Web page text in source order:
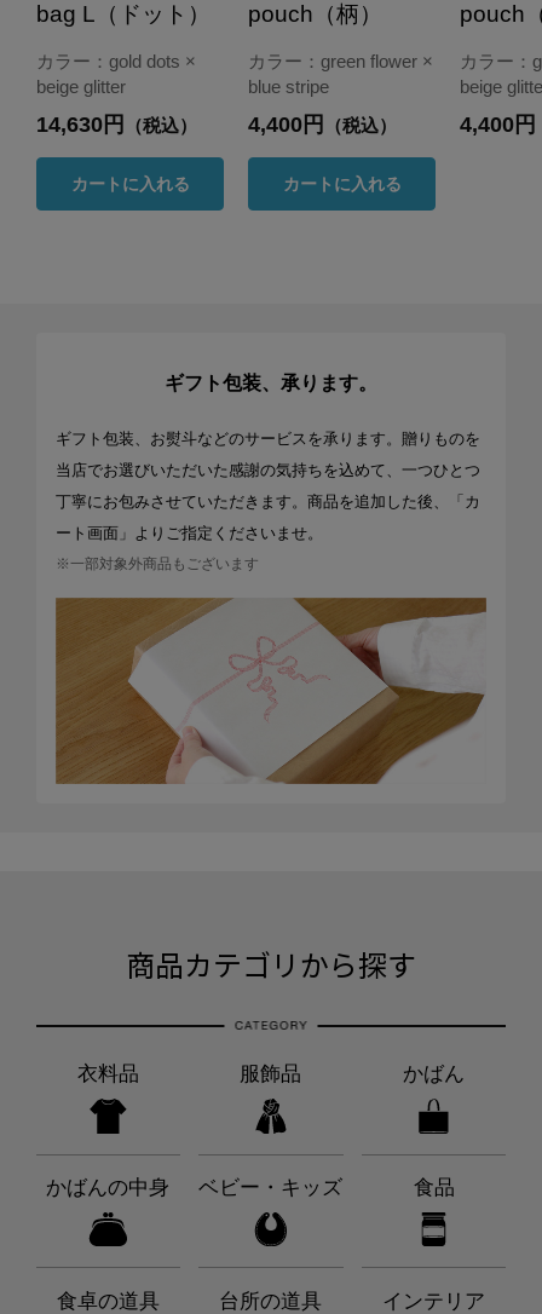
bag L（ドット）
カラー：gold dots ×
beige glitter
14,630円 （税込）
カートに入れる
pouch（柄）
カラー：green flower ×
blue stripe
4,400円 （税込）
カートに入れる
pouch
カラー：
beige
4,400円
ギフト包装、承ります。
ギフト包装、お熨斗などのサービスを承ります。贈りものを
当店でお選びいただいた感謝の気持ちを込めて、一つひとつ
丁寧にお包みさせていただきます。商品を追加した後、「カ
ート画面」よりご指定くださいませ。
※一部対象外商品もございます
商品カテゴリから探す
衣料品 服飾品 かばん
かばんの中身 ベビー・キッズ 食品
食卓の道具 台所の道具 インテリア